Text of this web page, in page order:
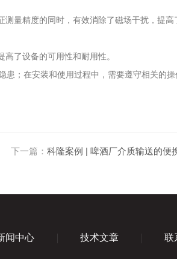
量精度的同时，有效消除了磁场干扰，提高
了设备的可用性和耐用性。
；在安装和使用过程中，需要遵守相关的
下一篇： 科隆案例 | 啤酒厂介质输送的便
闻中心 技术文章 联